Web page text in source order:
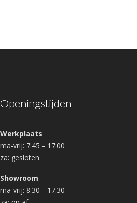
Openingstijden
Werkplaats
ma-vrij: 7:45 – 17:00
za: gesloten
Showroom
ma-vrij: 8:30 – 17:30